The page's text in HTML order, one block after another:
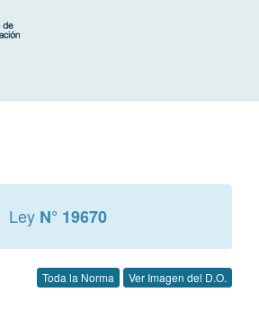
Ley N° 19670
Toda la Norma Ver Imagen del D.O.